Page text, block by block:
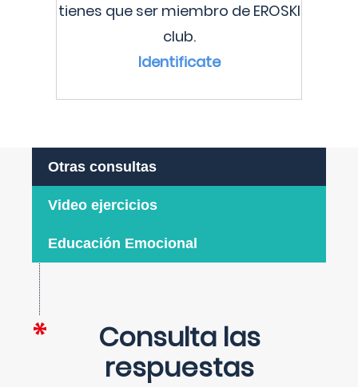
tienes que ser miembro de EROSKI
club.
Identificate
Otras consultas
Video ejercicios
Educación Emocional
Consulta las
respuestas